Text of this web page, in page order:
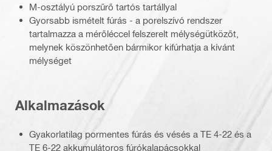
M-osztályú porszűrő tartós tartállyal
Gyorsabb ismételt fúrás - a porelszívó rendszer
tartalmazza a mérőléccel felszerelt mélységütközőt,
melynek köszönhetően bármikor kifúrhatja a kívánt
mélységet
Alkalmazások
Gyakorlatilag pormentes fúrás és vésés a TE 4-22 és a
TE 6-22 akkumulátoros fúrókalapácsokkal